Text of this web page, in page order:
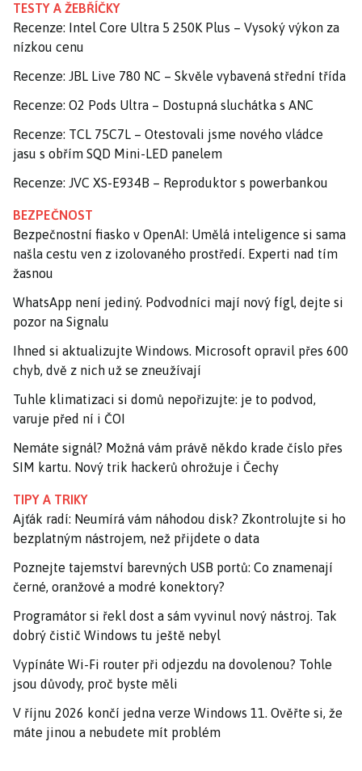
TESTY A ŽEBŘÍČKY
Recenze: Intel Core Ultra 5 250K Plus – Vysoký výkon za
nízkou cenu
Recenze: JBL Live 780 NC – Skvěle vybavená střední třída
Recenze: O2 Pods Ultra – Dostupná sluchátka s ANC
Recenze: TCL 75C7L – Otestovali jsme nového vládce
jasu s obřím SQD Mini-LED panelem
Recenze: JVC XS-E934B – Reproduktor s powerbankou
BEZPEČNOST
Bezpečnostní fiasko v OpenAI: Umělá inteligence si sama
našla cestu ven z izolovaného prostředí. Experti nad tím
žasnou
WhatsApp není jediný. Podvodníci mají nový fígl, dejte si
pozor na Signalu
Ihned si aktualizujte Windows. Microsoft opravil přes 600
chyb, dvě z nich už se zneužívají
Tuhle klimatizaci si domů nepořizujte: je to podvod,
varuje před ní i ČOI
Nemáte signál? Možná vám právě někdo krade číslo přes
SIM kartu. Nový trik hackerů ohrožuje i Čechy
TIPY A TRIKY
Ajťák radí: Neumírá vám náhodou disk? Zkontrolujte si ho
bezplatným nástrojem, než přijdete o data
Poznejte tajemství barevných USB portů: Co znamenají
černé, oranžové a modré konektory?
Programátor si řekl dost a sám vyvinul nový nástroj. Tak
dobrý čistič Windows tu ještě nebyl
Vypínáte Wi-Fi router při odjezdu na dovolenou? Tohle
jsou důvody, proč byste měli
V říjnu 2026 končí jedna verze Windows 11. Ověřte si, že
máte jinou a nebudete mít problém